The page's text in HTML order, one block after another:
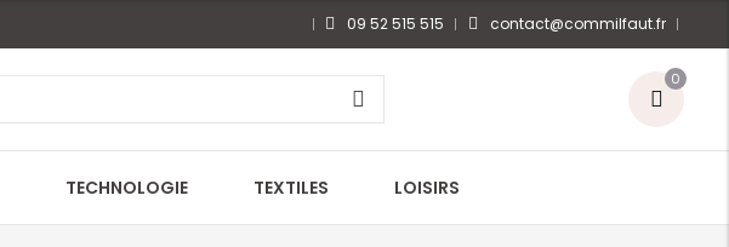
09 52 515 515 contact@commilfaut.fr
0
TECHNOLOGIE TEXTILES LOISIRS